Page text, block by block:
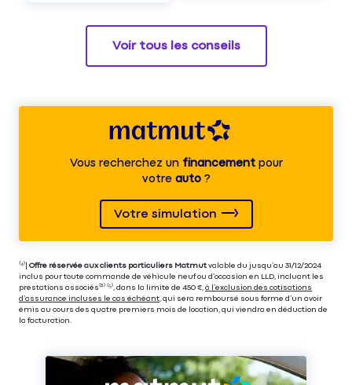
Voir tous les conseils
Vous recherchez unfinancementpour
votre auto?
Votre simulation
⁽⁴⁾| Offre réservée aux clients particuliers Matmut valable du jusqu’au 31/12/2024
inclus pour toute commande de véhicule neuf ou d’occasion en LLD, incluant les
prestations associés⁽³⁾ ⁽⁵⁾, dans la limite de 450 €, à l’exclusion des cotisations
d’assurance incluses le cas échéant , qui sera remboursé sous forme d’un avoir
émis au cours des quatre premiers mois de location, qui viendra en déduction de
la facturation.